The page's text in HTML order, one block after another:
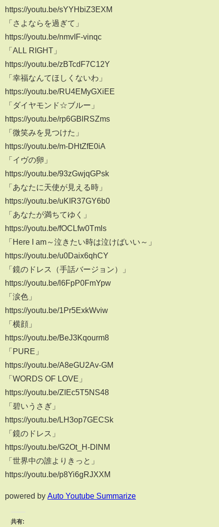
https://youtu.be/sYYHbiZ3EXM
「さよならを過ぎて」
https://youtu.be/nmvIF-vinqc
「ALL RIGHT」
https://youtu.be/zBTcdF7C12Y
「幸福なんてほしくないわ」
https://youtu.be/RU4EMyGXiEE
「ダイヤモンド☆ブルー」
https://youtu.be/rp6GBlRSZms
「微笑みを見つけた」
https://youtu.be/m-DHtZfE0iA
「イヴの卵」
https://youtu.be/93zGwjqGPsk
「あなたに天使が見える時」
https://youtu.be/uKIR37GY6b0
「あなたが満ちてゆく」
https://youtu.be/fOCLfw0Tmls
「Here I am～泣きたい時は泣けばいい～」
https://youtu.be/u0Daix6qhCY
「鏡のドレス（手話バージョン）」
https://youtu.be/l6FpP0FmYpw
「涙色」
https://youtu.be/1Pr5ExkWviw
「横顔」
https://youtu.be/BeJ3Kqourm8
「PURE」
https://youtu.be/A8eGU2Av-GM
「WORDS OF LOVE」
https://youtu.be/ZIEc5T5NS48
「碧いうさぎ」
https://youtu.be/LH3op7GECSk
「鏡のドレス」
https://youtu.be/G2Ot_H-DlNM
「世界中の誰よりきっと」
https://youtu.be/p8Yi6gRJXXM
powered by Auto Youtube Summarize
共有: